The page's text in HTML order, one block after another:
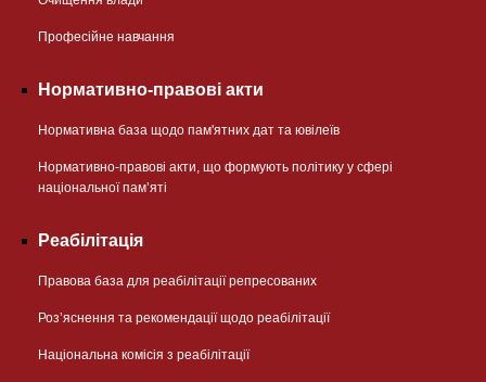
Професійне навчання
Нормативно-правові акти
Нормативна база щодо пам'ятних дат та ювілеїв
Нормативно-правові акти, що формують політику у сфері
національної памʼяті
Реабілітація
Правова база для реабілітації репресованих
Розʼяснення та рекомендації щодо реабілітації
Національна комісія з реабілітації